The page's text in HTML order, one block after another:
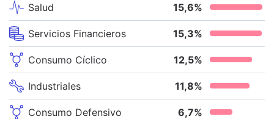
Salud 15,6%
Servicios Financieros 15,3%
Consumo Cíclico 12,5%
Industriales 11,8%
Consumo Defensivo 6,7%